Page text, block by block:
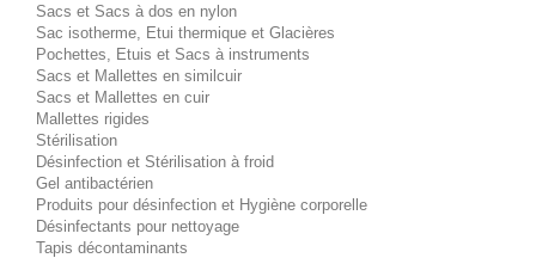
Sacs et Sacs à dos en nylon
Sac isotherme, Etui thermique et Glacières
Pochettes, Etuis et Sacs à instruments
Sacs et Mallettes en similcuir
Sacs et Mallettes en cuir
Mallettes rigides
Stérilisation
Désinfection et Stérilisation à froid
Gel antibactérien
Produits pour désinfection et Hygiène corporelle
Désinfectants pour nettoyage
Tapis décontaminants